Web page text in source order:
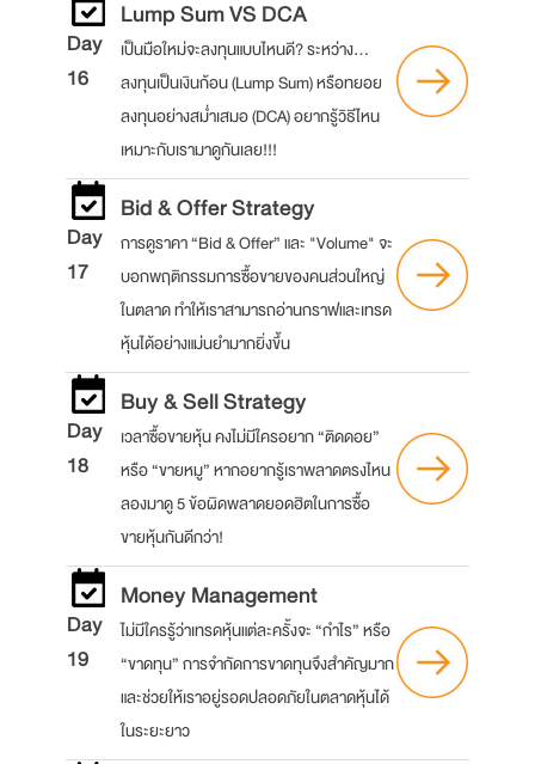
Day
16
Lump Sum VS DCA
เป็นมือใหม่จะลงทุนแบบไหนดี? ระหว่าง...
ลงทุนเป็นเงินก้อน (Lump Sum) หรือทยอย
ลงทุนอย่างสม่ำเสมอ (DCA) อยากรู้วิธีไหน
เหมาะกับเรามาดูกันเลย!!!
Day
17
Bid & Offer Strategy
การดูราคา “Bid & Offer” และ "Volume" จะ
บอกพฤติกรรมการซื้อขายของคนส่วนใหญ่
ในตลาด ทำให้เราสามารถอ่านกราฟและเทรด
หุ้นได้อย่างแม่นยำมากยิ่งขึ้น
Day
18
Buy & Sell Strategy
เวลาซื้อขายหุ้น คงไม่มีใครอยาก “ติดดอย”
หรือ “ขายหมู” หากอยากรู้เราพลาดตรงไหน
ลองมาดู 5 ข้อผิดพลาดยอดฮิตในการซื้อ
ขายหุ้นกันดีกว่า!
Day
19
Money Management
ไม่มีใครรู้ว่าเทรดหุ้นแต่ละครั้งจะ “กำไร” หรือ
“ขาดทุน” การจำกัดการขาดทุนจึงสำคัญมาก
และช่วยให้เราอยู่รอดปลอดภัยในตลาดหุ้นได้
ในระยะยาว